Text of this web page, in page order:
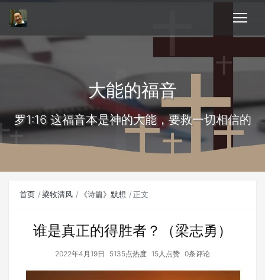
大能的福音
罗1:16 这福音本是神的大能，要救一切相信的
首页 梁牧清风 《诗篇》默想 正文
谁是真正的得胜者？（梁志勇）
2022年4月19日 5135点热度 15人点赞 0条评论